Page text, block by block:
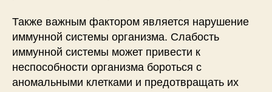
Также важным фактором является нарушение
иммунной системы организма. Слабость
иммунной системы может привести к
неспособности организма бороться с
аномальными клетками и предотвращать их